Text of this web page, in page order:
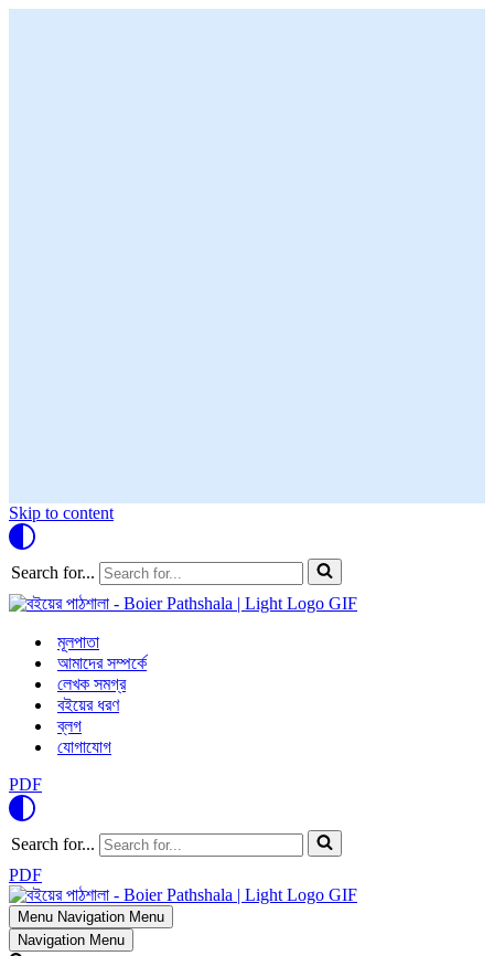
Skip to content
Search for...
মূলপাতা
আমাদের সম্পর্কে
লেখক সমগ্র
বইয়ের ধরণ
ব্লগ
যোগাযোগ
PDF
Search for...
PDF
Menu Navigation Menu
Navigation Menu